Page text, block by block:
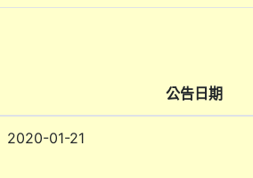
公告日期
2020-01-21